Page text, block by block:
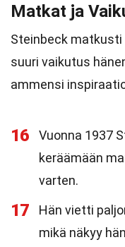
Matkat ja
Steinbeck matkusti
suuri vaikutus
ammensi
16
Vuonna 1937
keräämään
varten.
17
Hän vietti
mikä näkyy